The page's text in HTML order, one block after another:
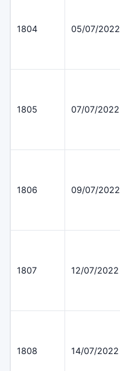
1804 05/07/2022
1805 07/07/2022
1806 09/07/2022
1807 12/07/2022
1808 14/07/2022